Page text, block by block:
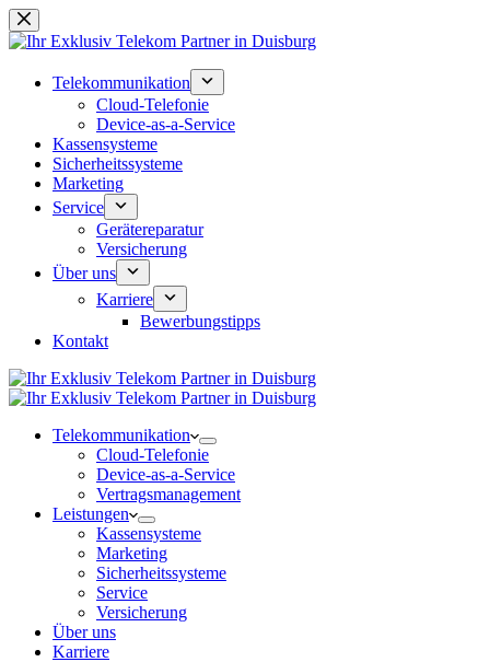
Zum
Inhalt
Telekommunikation
Cloud-Telefonie
Device-as-a-Service
Kassensysteme
Sicherheitssysteme
Marketing
Service
Gerätereparatur
Versicherung
Über uns
Karriere
Bewerbungstipps
Kontakt
Telekommunikation
Cloud-Telefonie
Device-as-a-Service
Vertragsmanagement
Leistungen
Kassensysteme
Marketing
Sicherheitssysteme
Service
Versicherung
Über uns
Karriere